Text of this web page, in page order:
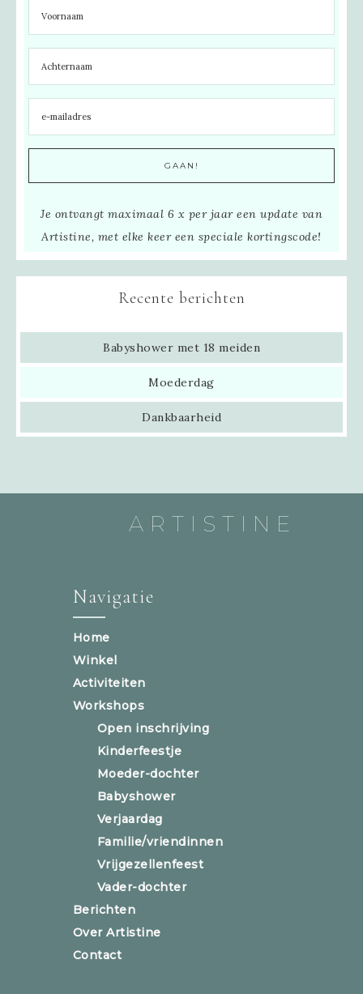
Je ontvangt maximaal 6 x per jaar een update van
Artistine, met elke keer een speciale kortingscode!
Recente berichten
Babyshower met 18 meiden
Moederdag
Dankbaarheid
ARTISTINE
Navigatie
Home
Winkel
Activiteiten
Workshops
Open inschrijving
Kinderfeestje
Moeder-dochter
Babyshower
Verjaardag
Familie/vriendinnen
Vrijgezellenfeest
Vader-dochter
Berichten
Over Artistine
Contact